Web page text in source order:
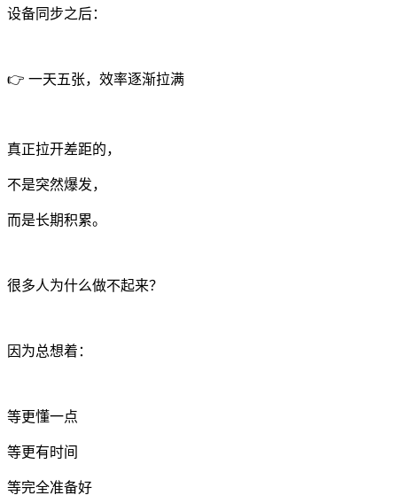
设备同步之后：
👉 一天五张，效率逐渐拉满
真正拉开差距的，
不是突然爆发，
而是长期积累。
很多人为什么做不起来？
因为总想着：
等更懂一点
等更有时间
等完全准备好